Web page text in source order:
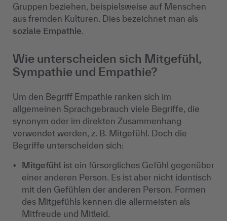
Gruppen beziehen, beispielsweise auf Menschen
aus fremden Kulturen. Dies bezeichnet man als
soziale Empathie.
Wie unterscheiden sich Mitgefühl,
Sympathie und Empathie?
Um den Begriff Empathie ranken sich im
allgemeinen Sprachgebrauch viele Begriffe, die
synonym oder im direkten Zusammenhang
verwendet werden, z. B. Mitgefühl. Doch die
Begriffe unterscheiden sich:
Mitgefühl ist ein fürsorgliches Gefühl gegenüber
einer anderen Person. Es ist aber nicht identisch
mit den Gefühlen der anderen Person. Formen
des Mitgefühls kennen die allermeisten als
Mitfreude und Mitleid.